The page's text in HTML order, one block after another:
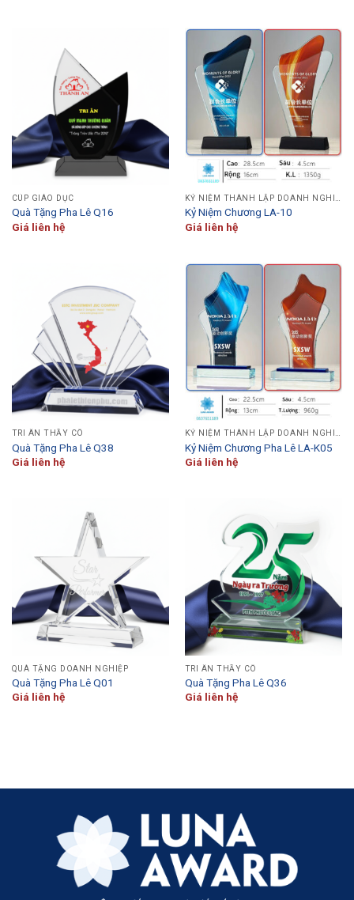
CÚP GIÁO DỤC
Quà Tặng Pha Lê Q16
Giá liên hệ
Kỷ Niệm Chương LA-10
Giá liên hệ
TRI ÂN THẦY CÔ
Quà Tặng Pha Lê Q38
Giá liên hệ
KỶ NIỆM THÀNH LẬP DOANH NGHIỆP
Kỷ Niệm Chương Pha Lê LA-K05
Giá liên hệ
QUÀ TẶNG DOANH NGHIỆP
Quà Tặng Pha Lê Q01
Giá liên hệ
TRI ÂN THẦY CÔ
Quà Tặng Pha Lê Q36
Giá liên hệ